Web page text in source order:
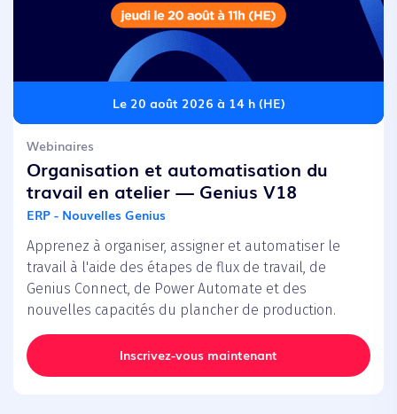
Le 20 août 2026 à 14 h (HE)
Webinaires
Organisation et automatisation du
travail en atelier — Genius V18
ERP - Nouvelles Genius
Apprenez à organiser, assigner et automatiser le
travail à l'aide des étapes de flux de travail, de
Genius Connect, de Power Automate et des
nouvelles capacités du plancher de production.
Inscrivez-vous maintenant